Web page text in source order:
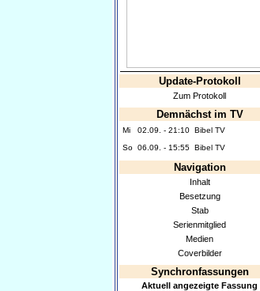
Update-Protokoll
Zum Protokoll
Demnächst im TV
Mi 02.09. - 21:10 Bibel TV
So 06.09. - 15:55 Bibel TV
Navigation
Inhalt
Besetzung
Stab
Serienmitglied
Medien
Coverbilder
Synchronfassungen
Aktuell angezeigte Fassung